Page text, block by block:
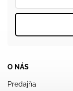
O NÁS
Predajňa